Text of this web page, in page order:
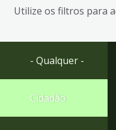
busca
Ir
rodapé
Utilize os filtros para
- Qualquer -
Cidadão